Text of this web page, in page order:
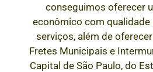
conseguimos oferecer
econômico com qualidade
serviços, além de
Fretes Municipais e
Capital de São Paulo, do